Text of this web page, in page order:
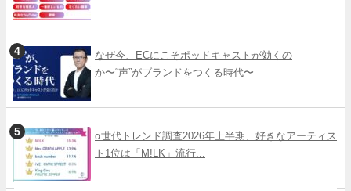
なぜ今、ECにこそポッドキャストが効くの
か〜“声”がブランドをつくる時代〜
α世代トレンド調査2026年上半期、好きなアーティス
ト1位は「M!LK」流行...